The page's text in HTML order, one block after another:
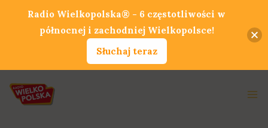
Radio Wielkopolska® - 6 częstotliwości w
północnej i zachodniej Wielkopolsce!
Słuchaj teraz